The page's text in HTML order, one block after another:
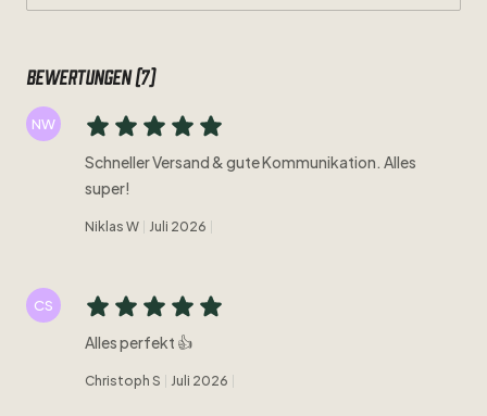
Bewertungen (7)
NW
Schneller Versand & gute Kommunikation. Alles
super!
Niklas W Juli 2026
CS
Alles perfekt 👍
Christoph S Juli 2026